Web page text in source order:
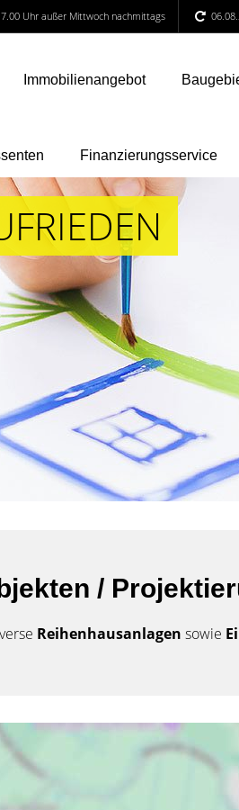
Uhr außer Mittwoch nachmittags
Immobilienangebot
Finanzierungsservice
/
Reihenhausanlagen sowie